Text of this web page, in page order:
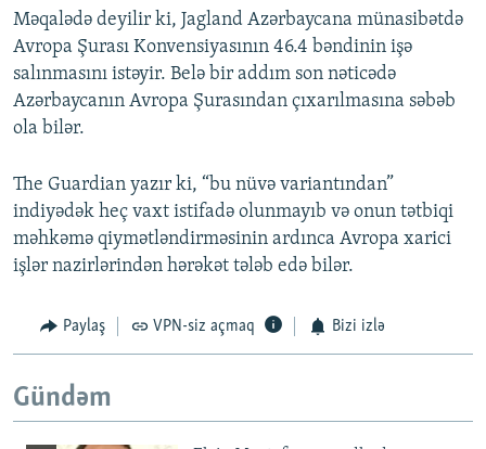
Məqalədə deyilir ki, Jagland Azərbaycana münasibətdə
Avropa Şurası Konvensiyasının 46.4 bəndinin işə
salınmasını istəyir. Belə bir addım son nəticədə
Azərbaycanın Avropa Şurasından çıxarılmasına səbəb
ola bilər.
The Guardian yazır ki, “bu nüvə variantından”
indiyədək heç vaxt istifadə olunmayıb və onun tətbiqi
məhkəmə qiymətləndirməsinin ardınca Avropa xarici
işlər nazirlərindən hərəkət tələb edə bilər.
Paylaş VPN-siz açmaq Bizi izlə
Gündəm